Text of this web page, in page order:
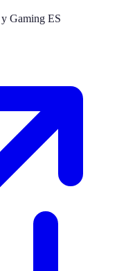
Gaming ES